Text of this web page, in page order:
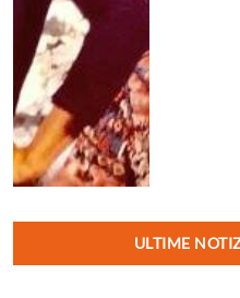
ULTIME